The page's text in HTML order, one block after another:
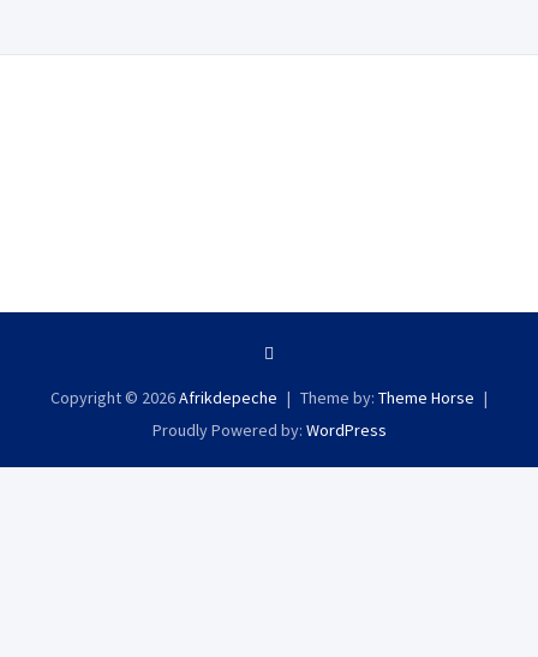
Copyright © 2026Afrikdepeche Theme by: Theme Horse
Proudly Powered by: WordPress